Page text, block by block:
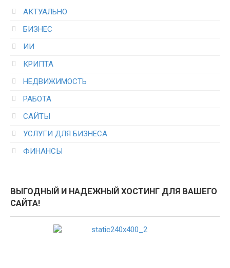
АКТУАЛЬНО
БИЗНЕС
ИИ
КРИПТА
НЕДВИЖИМОСТЬ
РАБОТА
САЙТЫ
УСЛУГИ ДЛЯ БИЗНЕСА
ФИНАНСЫ
ВЫГОДНЫЙ И НАДЕЖНЫЙ ХОСТИНГ ДЛЯ ВАШЕГО
САЙТА!